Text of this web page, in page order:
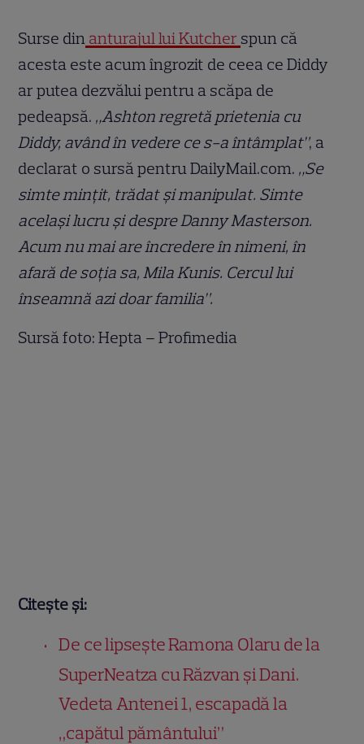
Surse din anturajul lui Kutcher spun că
acesta este acum îngrozit de ceea ce Diddy
ar putea dezvălui pentru a scăpa de
pedeapsă. „Ashton regretă prietenia cu
Diddy, având în vedere ce s-a întâmplat”, a
declarat o sursă pentru DailyMail.com. „Se
simte mințit, trădat și manipulat. Simte
același lucru și despre Danny Masterson.
Acum nu mai are încredere în nimeni, în
afară de soția sa, Mila Kunis. Cercul lui
înseamnă azi doar familia”.
Sursă foto: Hepta – Profimedia
Citește și:
De ce lipsește Ramona Olaru de la
SuperNeatza cu Răzvan și Dani.
Vedeta Antenei 1, escapadă la
„capătul pământului”